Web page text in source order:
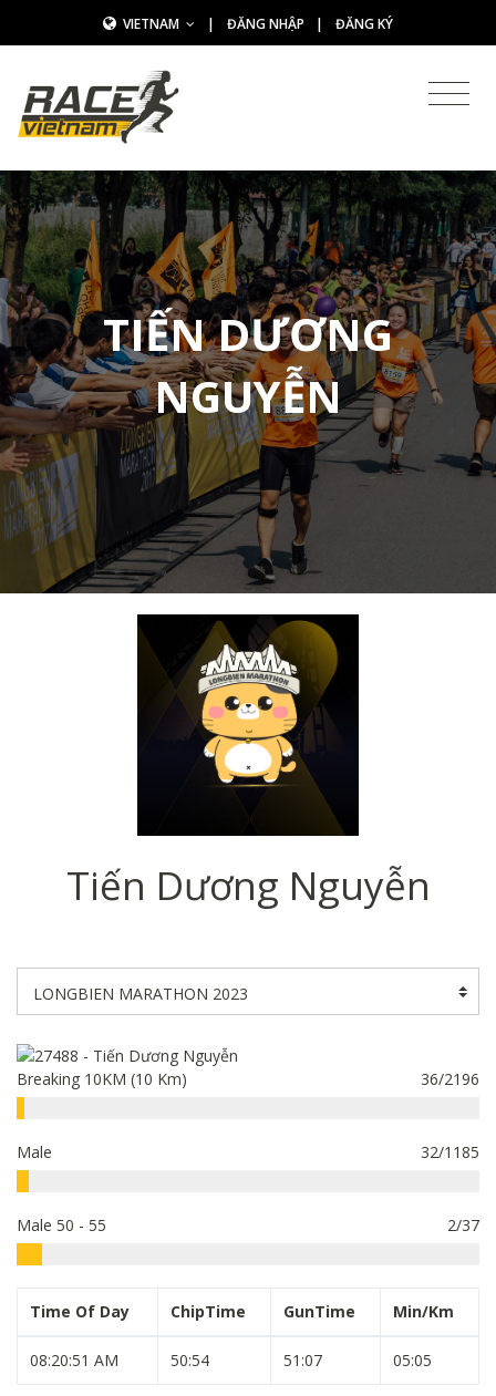
VIETNAM | ĐĂNG NHẬP | ĐĂNG KÝ
TIẾN DƯƠNG
NGUYỄN
Tiến Dương Nguyễn
Breaking 10KM (10 Km) 36/2196
Male 32/1185
Male 50 - 55 2/37
Time Of Day ChipTime GunTime Min/Km
08:20:51 AM 50:54 51:07 05:05